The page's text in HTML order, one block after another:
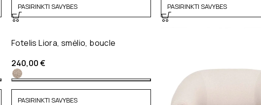
PASIRINKTI SAVYBES PASIRINKTI SAVYBES
Fotelis Liora, smėlio, boucle
240,00€
PASIRINKTI SAVYBES